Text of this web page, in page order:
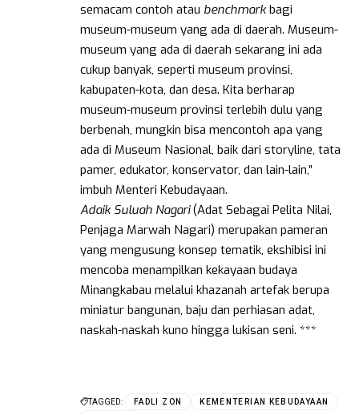
semacam contoh atau benchmark bagi
museum-museum yang ada di daerah. Museum-
museum yang ada di daerah sekarang ini ada
cukup banyak, seperti museum provinsi,
kabupaten-kota, dan desa. Kita berharap
museum-museum provinsi terlebih dulu yang
berbenah, mungkin bisa mencontoh apa yang
ada di Museum Nasional, baik dari storyline, tata
pamer, edukator, konservator, dan lain-lain,”
imbuh Menteri Kebudayaan.
Adaik Suluah Nagari(Adat Sebagai Pelita Nilai,
Penjaga Marwah Nagari) merupakan pameran
yang mengusung konsep tematik, ekshibisi ini
mencoba menampilkan kekayaan budaya
Minangkabau melalui khazanah artefak berupa
miniatur bangunan, baju dan perhiasan adat,
naskah-naskah kuno hingga lukisan seni. ***
TAGGED: FADLI ZON
KEMENTERIAN KEBUDAYAAN